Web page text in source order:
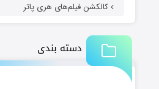
کالکشن فیلم‌های هری پاتر
دسته بندی